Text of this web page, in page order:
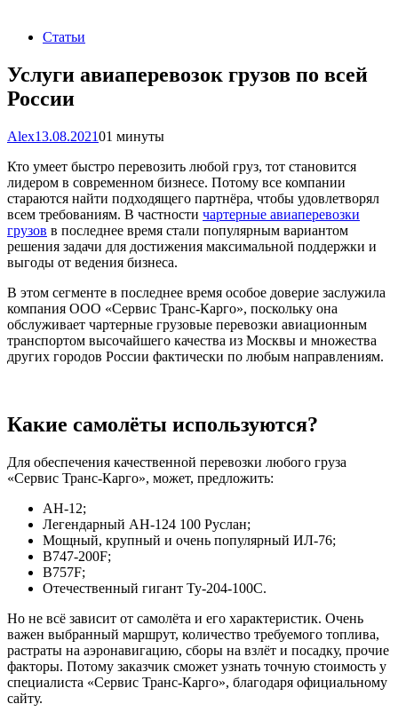
Статьи
Услуги авиаперевозок грузов по всей
России
Alex13.08.202101 минуты
Кто умеет быстро перевозить любой груз, тот становится
лидером в современном бизнесе. Потому все компании
стараются найти подходящего партнёра, чтобы удовлетворял
всем требованиям. В частности чартерные авиаперевозки
грузов в последнее время стали популярным вариантом
решения задачи для достижения максимальной поддержки и
выгоды от ведения бизнеса.
В этом сегменте в последнее время особое доверие заслужила
компания ООО «Сервис Транс-Карго», поскольку она
обслуживает чартерные грузовые перевозки авиационным
транспортом высочайшего качества из Москвы и множества
других городов России фактически по любым направлениям.
Какие самолёты используются?
Для обеспечения качественной перевозки любого груза
«Сервис Транс-Карго», может, предложить:
АН-12;
Легендарный АН-124 100 Руслан;
Мощный, крупный и очень популярный ИЛ-76;
B747-200F;
B757F;
Отечественный гигант Ту-204-100С.
Но не всё зависит от самолёта и его характеристик. Очень
важен выбранный маршрут, количество требуемого топлива,
растраты на аэронавигацию, сборы на взлёт и посадку, прочие
факторы. Потому заказчик сможет узнать точную стоимость у
специалиста «Сервис Транс-Карго», благодаря официальному
сайту.